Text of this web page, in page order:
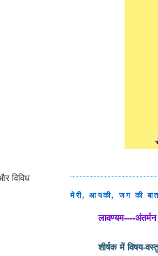
विविध
मेरी, आपकी, जग की
लावण्यम----अंतर्मन
शीर्षक में विषय-